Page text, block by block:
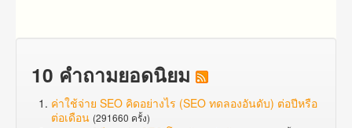
10 คำถามยอดนิยม
ค่าใช้จ่าย SEO คิดอย่างไร (SEO ทดลองอันดับ) ต่อปีหรือ
ต่อเดือน (291660 ครั้ง)